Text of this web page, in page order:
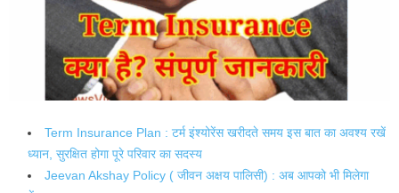
Term Insurance Plan : टर्म इंश्योरेंस खरीदते समय इस बात का अवश्य रखें
ध्यान, सुरक्षित होगा पूरे परिवार का सदस्य
Jeevan Akshay Policy ( जीवन अक्षय पालिसी) : अब आपको भी मिलेगा